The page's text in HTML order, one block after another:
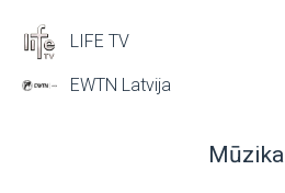
LIFE TV
EWTN Latvija
Mūzika